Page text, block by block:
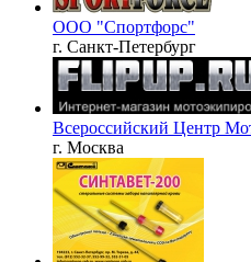
ООО "Спортфорс"
г. Санкт-Петербург
Всероссийский Центр
г. Москва